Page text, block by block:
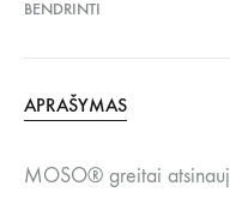
BENDRINTI
APRAŠYMAS
MOSO® greitai